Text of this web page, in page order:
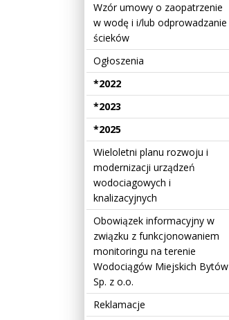
Wzór umowy o zaopatrzenie
w wodę i i/lub odprowadzanie
ścieków
Ogłoszenia
*2022
*2023
*2025
Wieloletni planu rozwoju i
modernizacji urządzeń
wodociagowych i
knalizacyjnych
Obowiązek informacyjny w
związku z funkcjonowaniem
monitoringu na terenie
Wodociągów Miejskich Bytów
Sp. z o.o.
Reklamacje